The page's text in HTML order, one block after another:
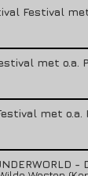
Festival
met o.a.
met o.a.
-